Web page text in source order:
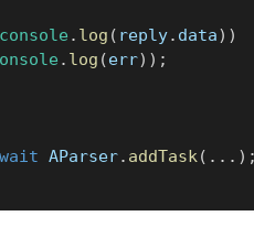
console . log ( reply. data) )
. log (err) ) ;
AParser. addTask( ... ) ;